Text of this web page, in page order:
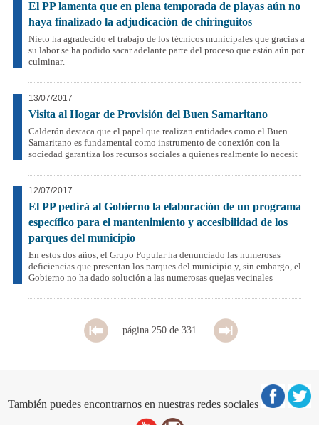
El PP lamenta que en plena temporada de playas aún no
haya finalizado la adjudicación de chiringuitos
Nieto ha agradecido el trabajo de los técnicos municipales que gracias a
su labor se ha podido sacar adelante parte del proceso que están aún por
culminar.
13/07/2017
Visita al Hogar de Provisión del Buen Samaritano
Calderón destaca que el papel que realizan entidades como el Buen
Samaritano es fundamental como instrumento de conexión con la
sociedad garantiza los recursos sociales a quienes realmente lo necesit
12/07/2017
El PP pedirá al Gobierno la elaboración de un programa
específico para el mantenimiento y accesibilidad de los
parques del municipio
En estos dos años, el Grupo Popular ha denunciado las numerosas
deficiencias que presentan los parques del municipio y, sin embargo, el
Gobierno no ha dado solución a las numerosas quejas vecinales
página 250 de 331
También puedes encontrarnos en nuestras redes sociales